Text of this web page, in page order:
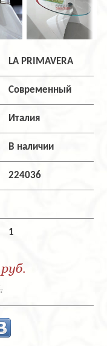
LA PRIMAVERA
Современный
Италия
В наличии
224036
1
руб.